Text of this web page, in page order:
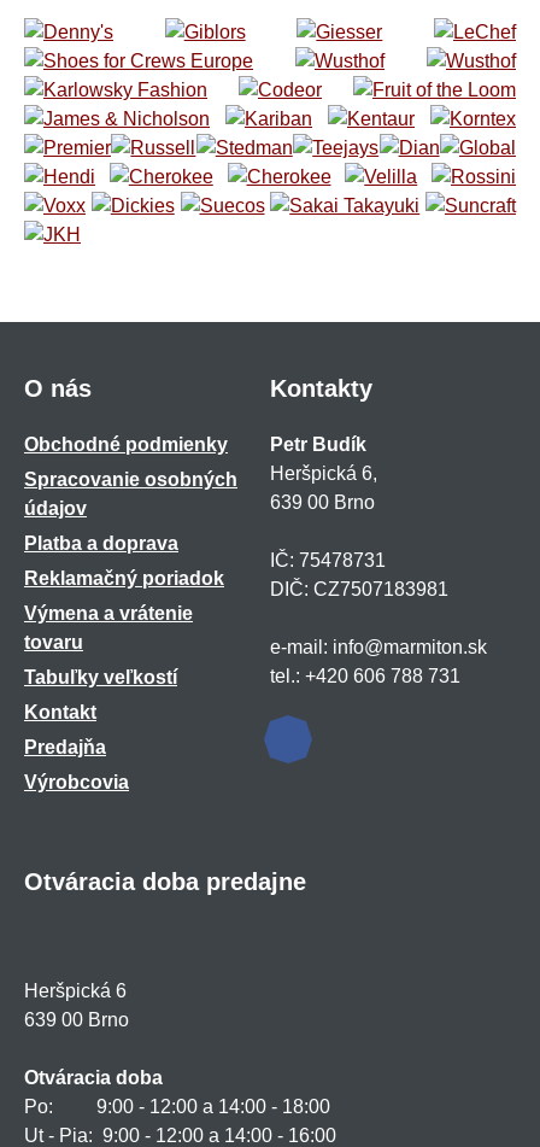
O nás
Obchodné podmienky
Spracovanie osobných
údajov
Platba a doprava
Reklamačný poriadok
Výmena a vrátenie
tovaru
Tabuľky veľkostí
Kontakt
Predajňa
Výrobcovia
Kontakty
Petr Budík
Heršpická 6,
639 00 Brno
IČ: 75478731
DIČ: CZ7507183981
e-mail: info@marmiton.sk
tel.: +420 606 788 731
Otváracia doba predajne
Heršpická 6
639 00 Brno
Otváracia doba
Po: 9:00 - 12:00 a 14:00 - 18:00
Ut - Pia: 9:00 - 12:00 a 14:00 - 16:00